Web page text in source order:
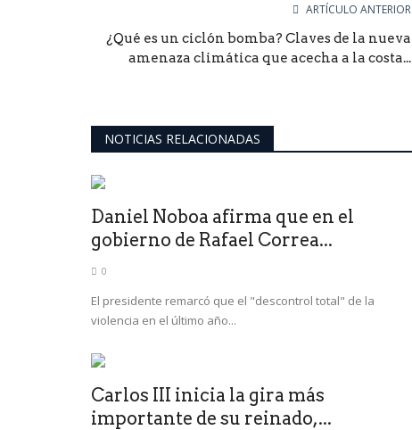
ARTÍCULO ANTERIOR
¿Qué es un ciclón bomba? Claves de la nueva
amenaza climática que acecha a la costa...
NOTICIAS RELACIONADAS
Daniel Noboa afirma que en el
gobierno de Rafael Correa...
0
El presidente remarcó que el "descontrol total" de la
violencia en el último año...
Carlos III inicia la gira más
importante de su reinado,...